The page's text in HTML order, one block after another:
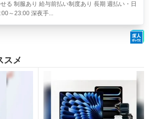
る 制服あり 給与前払い制度あり 長期 週払い・日
～23:00 深夜手...
スメ